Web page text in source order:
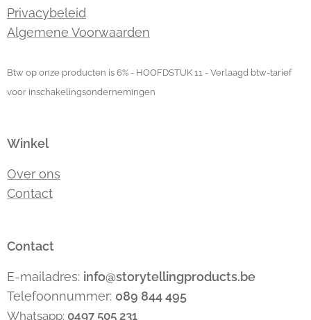
Privacybeleid
Algemene Voorwaarden
Btw op onze producten is 6% - HOOFDSTUK 11 - Verlaagd btw-tarief
voor inschakelingsondernemingen
Winkel
Over ons
Contact
Contact
E-mailadres: info@storytellingproducts.be
Telefoonnummer: 089 844 495
Whatsapp: 0497 505 231